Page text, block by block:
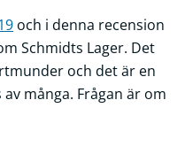
och i denna recension
Schmidts Lager. Det
och det är en
många. Frågan är om